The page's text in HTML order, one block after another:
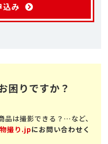
込み
困りですか？
品は撮影できる？…など、
物撮り.jpにお問い合わせく